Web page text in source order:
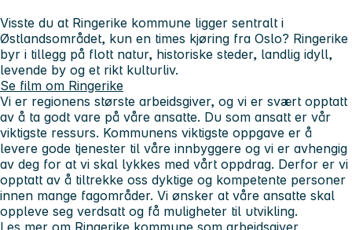
Visste du at Ringerike kommune ligger sentralt i
Østlandsområdet, kun en times kjøring fra Oslo? Ringerike
byr i tillegg på flott natur, historiske steder, landlig idyll,
levende by og et rikt kulturliv.
Se film om Ringerike
Vi er regionens største arbeidsgiver, og vi er svært opptatt
av å ta godt vare på våre ansatte. Du som ansatt er vår
viktigste ressurs. Kommunens viktigste oppgave er å
levere gode tjenester til våre innbyggere og vi er avhengig
av deg for at vi skal lykkes med vårt oppdrag. Derfor er vi
opptatt av å tiltrekke oss dyktige og kompetente personer
innen mange fagområder. Vi ønsker at våre ansatte skal
oppleve seg verdsatt og få muligheter til utvikling.
Les mer om Ringerike kommune som arbeidsgiver